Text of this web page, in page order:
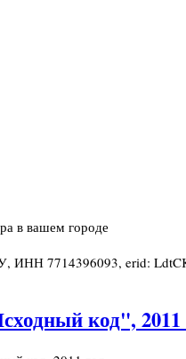
в вашем городе
7714396093, erid:
код", 2011